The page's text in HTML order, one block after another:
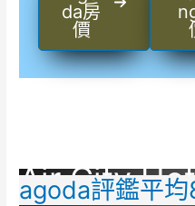
da房
價
Air City
agoda評鑑平